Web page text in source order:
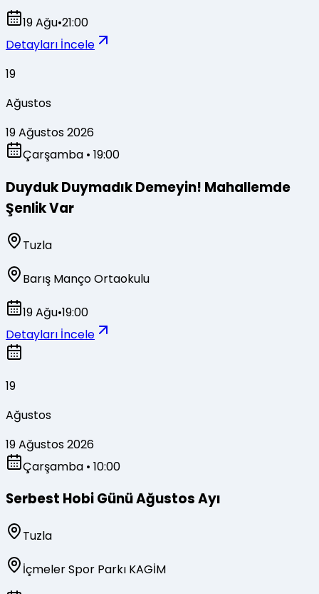
19 Ağu•21:00
Detayları İncele
19
Ağustos
19 Ağustos 2026
Çarşamba • 19:00
Duyduk Duymadık Demeyin! Mahallemde
Şenlik Var
Tuzla
Barış Manço Ortaokulu
19 Ağu•19:00
Detayları İncele
19
Ağustos
19 Ağustos 2026
Çarşamba • 10:00
Serbest Hobi Günü Ağustos Ayı
Tuzla
İçmeler Spor Parkı KAGİM